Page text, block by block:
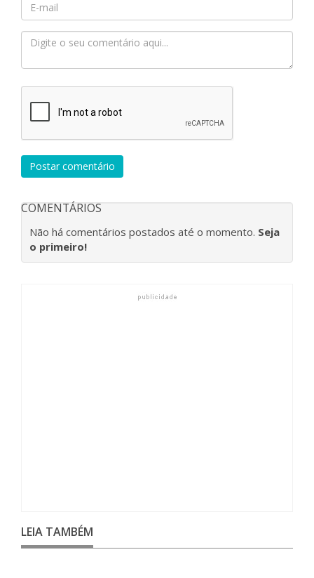
Postar comentário
COMENTÁRIOS
Não há comentários postados até o momento. Seja
o primeiro!
LEIA TAMBÉM